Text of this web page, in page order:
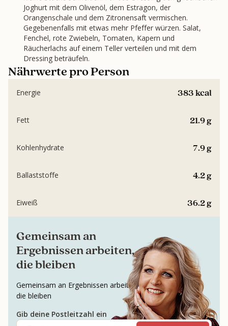
Joghurt mit dem Olivenöl, dem Estragon, der
Orangenschale und dem Zitronensaft vermischen.
Gegebenenfalls mit etwas mehr Pfeffer würzen. Salat,
Fenchel, rote Zwiebeln, Tomaten, Kapern und
Räucherlachs auf einem Teller verteilen und mit dem
Dressing beträufeln.
Nährwerte pro Person
383 kcal
Energie
21.9 g
Fett
7.9 g
Kohlenhydrate
4.2 g
Ballaststoffe
36.2 g
Eiweiß
Gemeinsam an
Ergebnissen arbeiten,
die bleiben
Gemeinsam an Ergebnissen arbeiten,
die bleiben
Gib deine Postleitzahl ein